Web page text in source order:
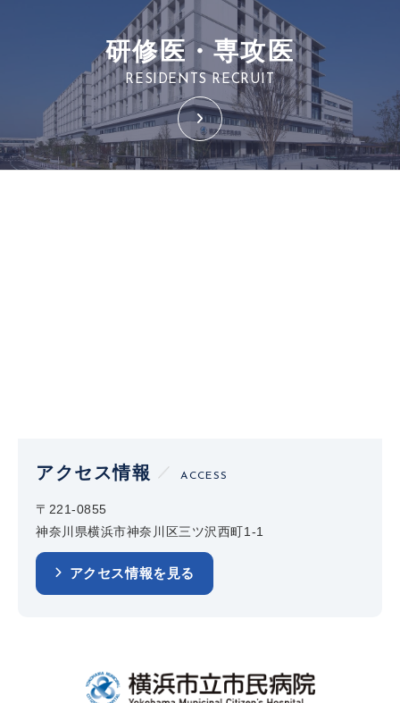
研修医・専攻医
RESIDENTS RECRUIT
アクセス情報 ACCESS
〒221-0855
神奈川県横浜市神奈川区三ツ沢西町1-1
アクセス情報を見る